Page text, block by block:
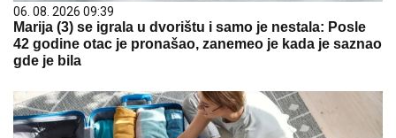
06. 08. 2026 09:39
Marija (3) se igrala u dvorištu i samo je nestala: Posle
42 godine otac je pronašao, zanemeo je kada je saznao
gde je bila